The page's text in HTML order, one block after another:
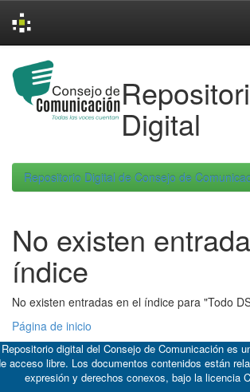
navigation
Digital
Repositorio Digital de Consejo de
No existen
índice
No existen entradas en el índice para "Todo
Página de inicio
digital del Consejo de Comunicación es
acceso libre. Los documentos contenidos están
expresión y derechos conexos, bajo la licencia